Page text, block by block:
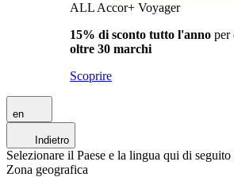
ALL Accor+ Voyager
15% di sconto tutto l'anno per
oltre 30 marchi
Scoprire
en
Indietro
Selezionare il Paese e la lingua qui di seguito
Zona geografica